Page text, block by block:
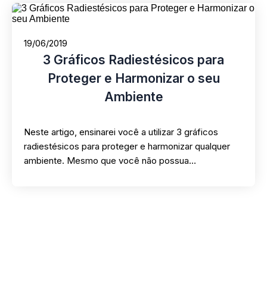
19/06/2019
3 Gráficos Radiestésicos para
Proteger e Harmonizar o seu
Ambiente
Neste artigo, ensinarei você a utilizar 3 gráficos
radiestésicos para proteger e harmonizar qualquer
ambiente. Mesmo que você não possua…